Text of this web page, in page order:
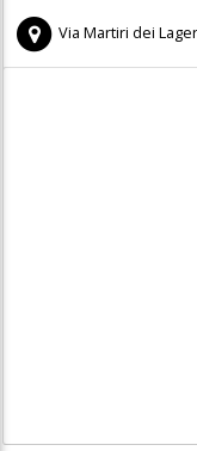
Via Martiri dei